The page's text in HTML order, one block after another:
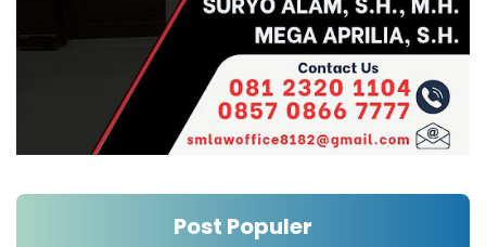
Post Populer